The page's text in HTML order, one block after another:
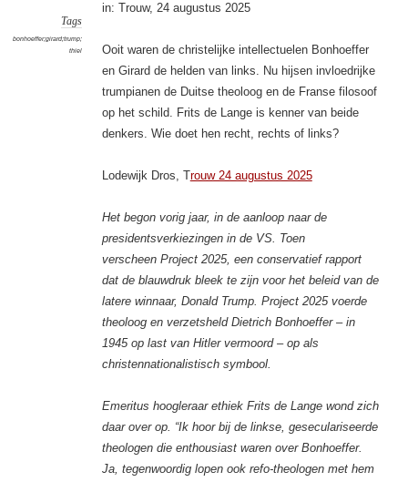
Tags
bonhoeffer;girard;trump;
thiel
in: Trouw, 24 augustus 2025
Ooit waren de christelijke intellectuelen Bonhoeffer
en Girard de helden van links. Nu hijsen invloedrijke
trumpianen de Duitse theoloog en de Franse filosoof
op het schild. Frits de Lange is kenner van beide
denkers. Wie doet hen recht, rechts of links?
Lodewijk Dros, Trouw 24 augustus 2025
Het begon vorig jaar, in de aanloop naar de
presidentsverkiezingen in de VS. Toen
verscheen Project 2025, een conservatief rapport
dat de blauwdruk bleek te zijn voor het beleid van de
latere winnaar, Donald Trump. Project 2025 voerde
theoloog en verzetsheld Dietrich Bonhoeffer – in
1945 op last van Hitler vermoord – op als
christennationalistisch symbool.
Emeritus hoogleraar ethiek Frits de Lange wond zich
daar over op. “Ik hoor bij de linkse, geseculariseerde
theologen die enthousiast waren over Bonhoeffer.
Ja, tegenwoordig lopen ook refo-theologen met hem